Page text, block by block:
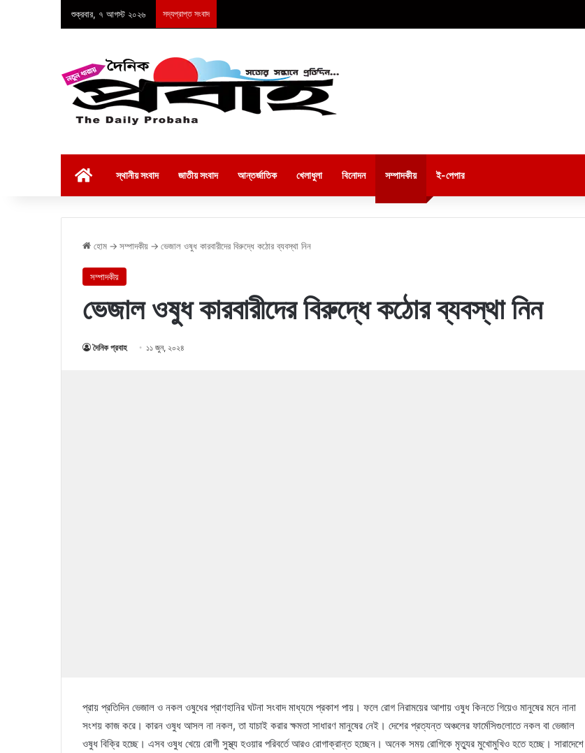
শুক্রবার, ৭ আগস্ট ২০২৬ সদ্যপ্রাপ্ত সংবাদ
স্থানীয় সংবাদ জাতীয় সংবাদ আন্তর্জাতিক খেলাধুলা বিনোদন সম্পাদকীয় ই-পেপার
হোম → সম্পাদকীয় → ভেজাল ওষুধ কারবারীদের বিরুদ্ধে কঠোর ব্যবস্থা নিন
সম্পাদকীয়
ভেজাল ওষুধ কারবারীদের বিরুদ্ধে কঠোর ব্যবস্থা নিন
দৈনিক প্রবাহ ১১ জুন, ২০২৪
প্রায় প্রতিদিন ভেজাল ও নকল ওষুধের প্রাণহানির ঘটনা সংবাদ মাধ্যমে প্রকাশ পায়। ফলে রোগ নিরাময়ের আশায় ওষুধ কিনতে গিয়েও মানুষের মনে নানা
সংশয় কাজ করে। কারন ওষুধ আসল না নকল, তা যাচাই করার ক্ষমতা সাধারণ মানুষের নেই। দেশের প্রত্যন্ত অঞ্চলের ফার্মেসিগুলোতে নকল বা ভেজাল
ওষুধ বিক্রি হচ্ছে। এসব ওষুধ খেয়ে রোগী সুস্থ্য হওয়ার পরিবর্তে আরও রোগাক্রান্ত হচ্ছেন। অনেক সময় রোগিকে মৃত্যুর মুখোমুখিও হতে হচ্ছে। সারাদেশে